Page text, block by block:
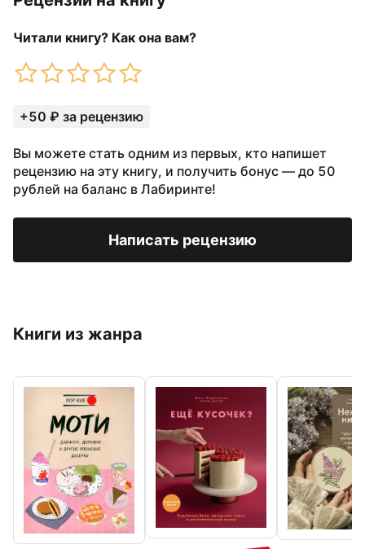
Читали книгу? Как она вам?
+50 ₽ за рецензию
Вы можете стать одним из первых, кто напишет
рецензию на эту книгу, и получить бонус — до 50
рублей на баланс в Лабиринте!
Написать рецензию
Книги из жанра